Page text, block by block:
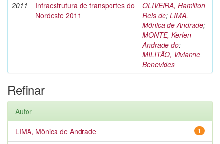
2011
Infraestrutura de transportes do
Nordeste 2011
OLIVEIRA, Hamilton
Reis de; LIMA,
Mônica de Andrade;
MONTE, Kerlen
Andrade do;
MILITÃO, Vivianne
Benevides
Refinar
Autor
1
LIMA, Mônica de Andrade